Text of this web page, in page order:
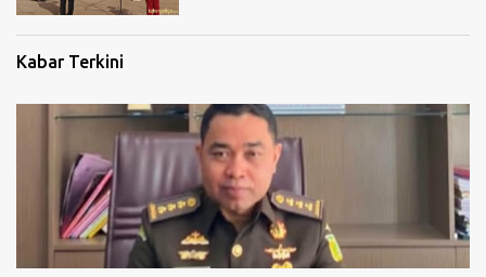
Kabar Terkini